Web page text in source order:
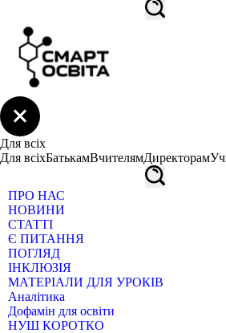
Для всіх
Для всіхБатькамВчителямДиректорам
ПРО НАС
НОВИНИ
СТАТТІ
Є ПИТАННЯ
ПОГЛЯД
ІНКЛЮЗІЯ
МАТЕРІАЛИ ДЛЯ УРОКІВ
Аналітика
Дофамін для освіти
НУШ КОРОТКО